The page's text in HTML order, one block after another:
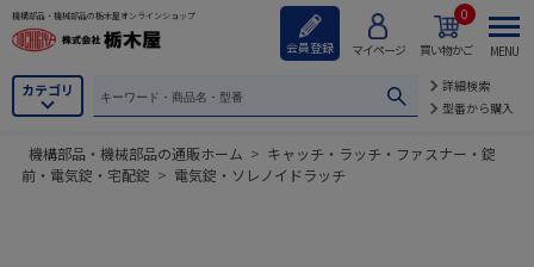
機構部品・機械部品の栃木屋オンラインショップ
会員登録 マイページ 買い物かご
0
カテゴリ
詳細検索
型番から購入
MENU
機構部品・機械部品の通販ホーム > キャッチ・ラッチ・ファスナー・錠
前・電気錠・宅配錠 > 電気錠・ソレノイドラッチ